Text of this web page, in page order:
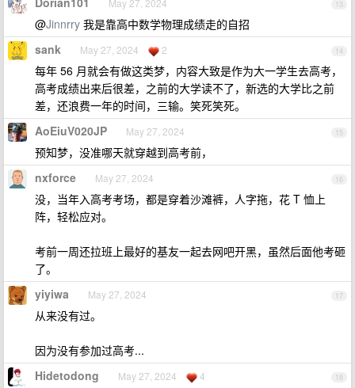
13
May 27, 2024
@Jinnrry 我是靠高中数学物理成绩走的自招
14
sank May 27, 2024 2
每年 56 月就会有做这类梦，内容大致是作为大一学生去高考，
高考成绩出来后很差，之前的大学读不了，新选的大学比之前
差，还浪费一年的时间，三输。笑死笑死。
15
AoEiuV020JP May 27, 2024
预知梦，没准哪天就穿越到高考前，
16
nxforce May 27, 2024
没，当年入高考考场，都是穿着沙滩裤，人字拖，花 T 恤上
阵，轻松应对。
考前一周还拉班上最好的基友一起去网吧开黑，虽然后面他考砸
了。
17
yiyiwa May 27, 2024
从来没有过。
因为没有参加过高考...
18
Hidetodong May 27, 2024 4